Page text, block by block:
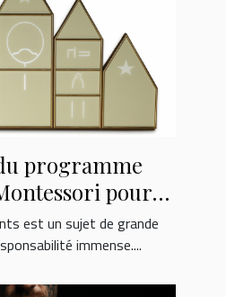
programme
pour
2-3 ans à l'école
Colombes
est un sujet de grande
immense....